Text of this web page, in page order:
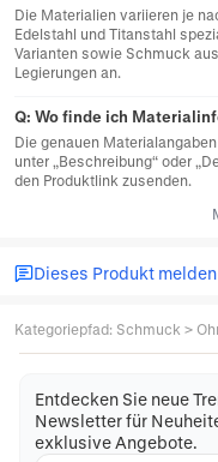
Die Materialien variieren je
Edelstahl und Titanstahl
Varianten sowie Schmuck
Legierungen an.
Q: Wo finde ich
Die genauen
unter „Beschreibung“ oder
den Produktlink zusenden.
Dieses Produkt melden
Kategoriepfad: Schmuck >
Entdecken Sie neue
Newsletter für
exklusive Angebote.